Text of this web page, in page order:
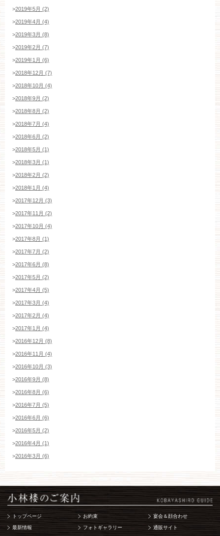
>2019年5月 (2)
>2019年4月 (4)
>2019年3月 (8)
>2019年2月 (7)
>2019年1月 (6)
>2018年12月 (7)
>2018年10月 (4)
>2018年9月 (2)
>2018年8月 (2)
>2018年7月 (4)
>2018年6月 (2)
>2018年5月 (1)
>2018年3月 (1)
>2018年2月 (2)
>2018年1月 (4)
>2017年12月 (3)
>2017年11月 (2)
>2017年10月 (4)
>2017年8月 (1)
>2017年7月 (2)
>2017年6月 (8)
>2017年5月 (2)
>2017年4月 (5)
>2017年3月 (4)
>2017年2月 (4)
>2017年1月 (4)
>2016年12月 (8)
>2016年11月 (4)
>2016年10月 (3)
>2016年9月 (8)
>2016年8月 (6)
>2016年7月 (5)
>2016年6月 (6)
>2016年5月 (2)
>2016年4月 (1)
>2016年3月 (6)
トップページ
最新情報
お約束
フォトギャラリー
宴会＆顔合わせ
通販サイト